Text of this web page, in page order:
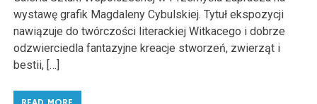
wystawę grafik Magdaleny Cybulskiej. Tytuł ekspozycji
nawiązuje do twórczości literackiej Witkacego i dobrze
odzwierciedla fantazyjne kreacje stworzeń, zwierząt i
bestii, […]